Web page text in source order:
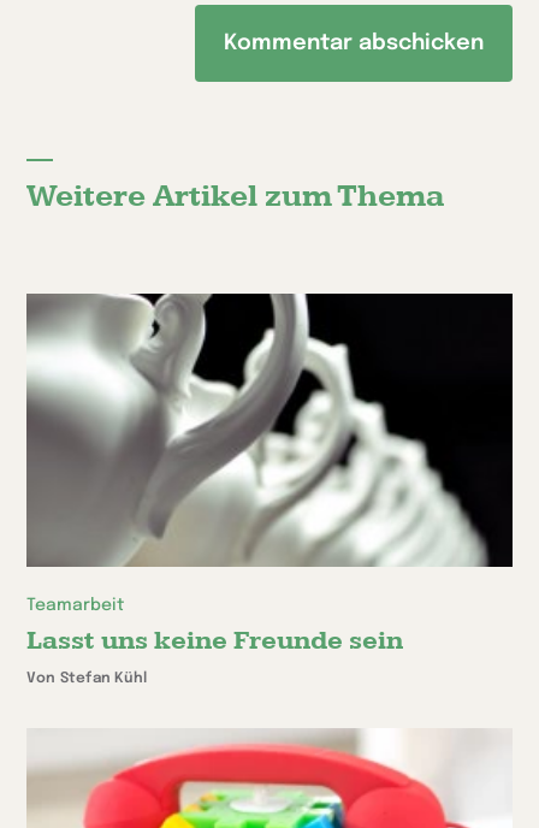
Weitere Artikel zum Thema
Teamarbeit
Lasst uns keine Freunde sein
Von Stefan Kühl